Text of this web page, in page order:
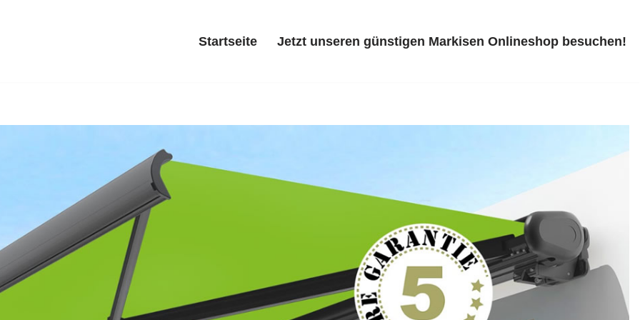
Startseite Jetzt unseren günstigen Markisen Onlineshop besuchen!